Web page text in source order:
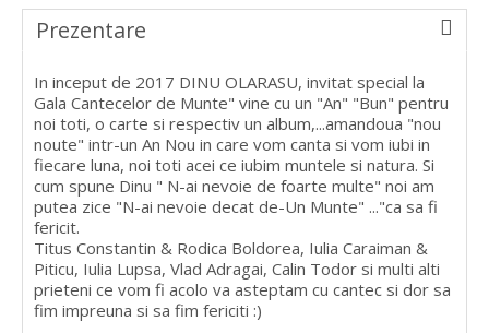
Prezentare
In inceput de 2017 DINU OLARASU, invitat special la
Gala Cantecelor de Munte" vine cu un "An" "Bun" pentru
noi toti, o carte si respectiv un album,...amandoua "nou
noute" intr-un An Nou in care vom canta si vom iubi in
fiecare luna, noi toti acei ce iubim muntele si natura. Si
cum spune Dinu " N-ai nevoie de foarte multe" noi am
putea zice "N-ai nevoie decat de-Un Munte" ..."ca sa fi
fericit.
Titus Constantin & Rodica Boldorea, Iulia Caraiman &
Piticu, Iulia Lupsa, Vlad Adragai, Calin Todor si multi alti
prieteni ce vom fi acolo va asteptam cu cantec si dor sa
fim impreuna si sa fim fericiti :)